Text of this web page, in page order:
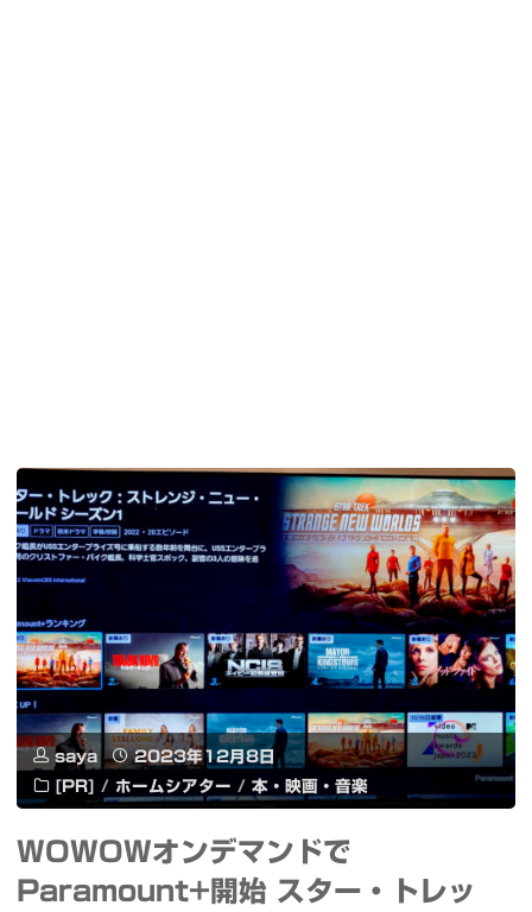
saya
2023年12月8日
[PR]
/ ホームシアター / 本・映画・音楽
WOWOWオンデマンドで
Paramount+開始 スター・トレッ